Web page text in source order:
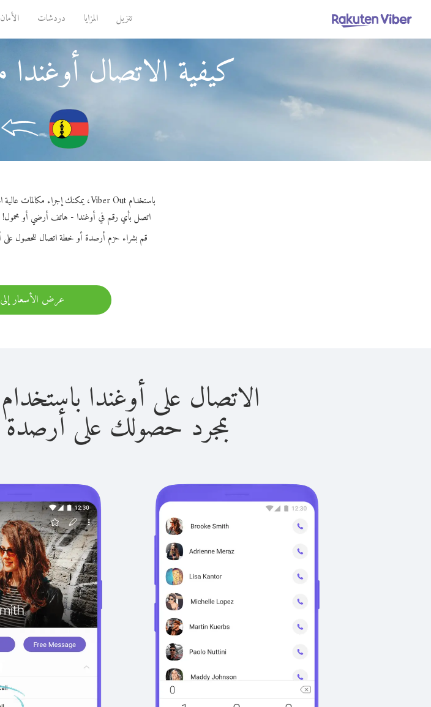
تنزيل المزايا دردشات الأمان
كيفية الاتصال أوغندا
باستخدام Viber Out، يمكنك إجراء مكالمات عالية الجودة إلى أوغندا من كاليدونيا الجديدة.
اتصل بأي رقم في أوغندا - هاتف أرضي أو محمول! - بداية من 49.0 ¢
قم بشراء حزم أرصدة أو خطة اتصال للحصول على
عرض الأسعار إلى
الاتصال على أوغندا باستخدام Viber Out سهل للغاية.
بمجرد حصولك على أرصدة Viber Out، يمكنك: